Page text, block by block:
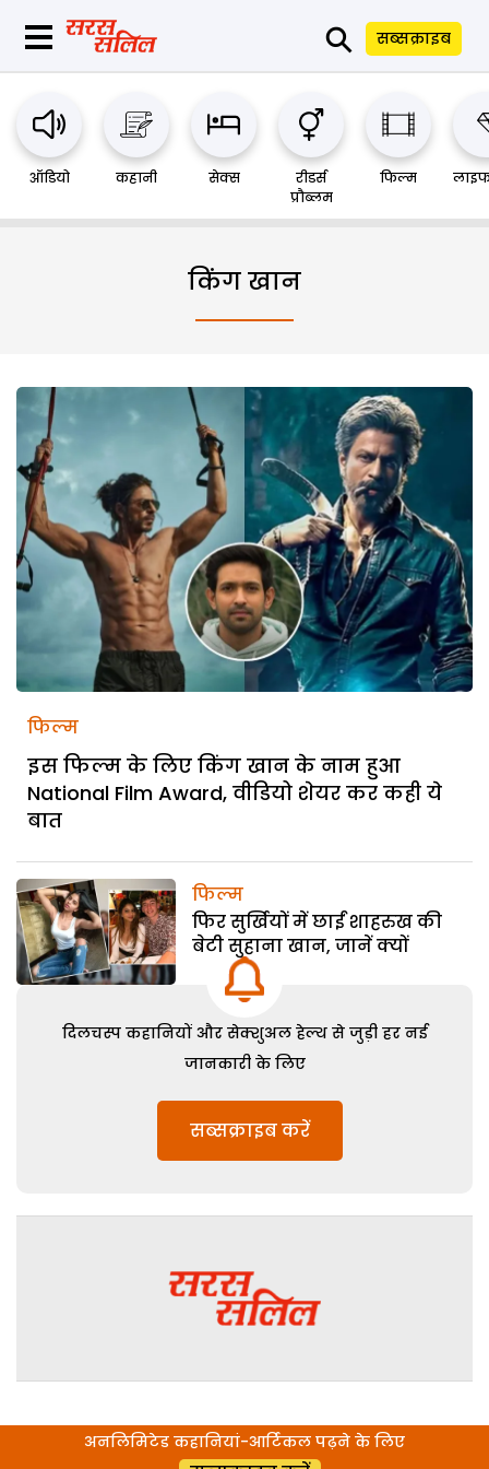
⚲ सब्सक्राइब
ऑडियो कहानी सेक्स
रीडर्स
प्रौब्लम
फिल्म
किंग खान
फिल्म
इस फिल्म के लिए किंग खान के नाम हुआ
National Film Award, वीडियो शेयर कर कही ये
बात
फिल्म
फिर सुर्खियों में छाईं शाहरुख की
बेटी सुहाना खान, जानें क्यों
दिलचस्प कहानियों और सेक्शुअल हेल्थ से जुड़ी हर नई
जानकारी के लिए
सब्सक्राइब करें
अनलिमिटेड कहानियां-आर्टिकल पढ़ने के लिए